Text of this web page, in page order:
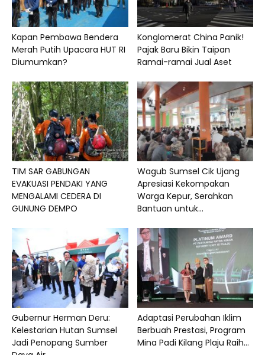
Kapan Pembawa Bendera
Merah Putih Upacara HUT RI
Diumumkan?
Konglomerat China Panik!
Pajak Baru Bikin Taipan
Ramai-ramai Jual Aset
TIM SAR GABUNGAN
EVAKUASI PENDAKI YANG
MENGALAMI CEDERA DI
GUNUNG DEMPO
Wagub Sumsel Cik Ujang
Apresiasi Kekompakan
Warga Kepur, Serahkan
Bantuan untuk...
Gubernur Herman Deru:
Kelestarian Hutan Sumsel
Jadi Penopang Sumber
Adaptasi Perubahan Iklim
Berbuah Prestasi, Program
Mina Padi Kilang Plaju Raih...